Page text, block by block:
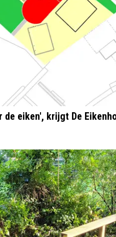
eiken', krijgt De